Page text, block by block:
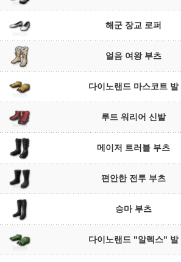
해군 장교 로퍼
얼음 여왕 부츠
다이노랜드 마스코트 발
루트 워리어 신발
메이저 트러블 부츠
편안한 전투 부츠
승마 부츠
다이노랜드 "알렉스" 발